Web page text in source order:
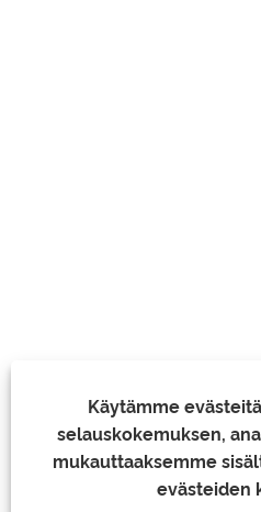
Käytämme
selauskokemuksen,
mukauttaaksemme
evästeiden